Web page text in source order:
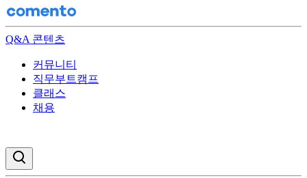
Q&A 콘텐츠
커뮤니티
직무부트캠프
클래스
채용